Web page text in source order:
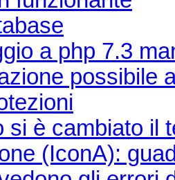
a php 7.3
possibile
si è cambiato il
(IconA):